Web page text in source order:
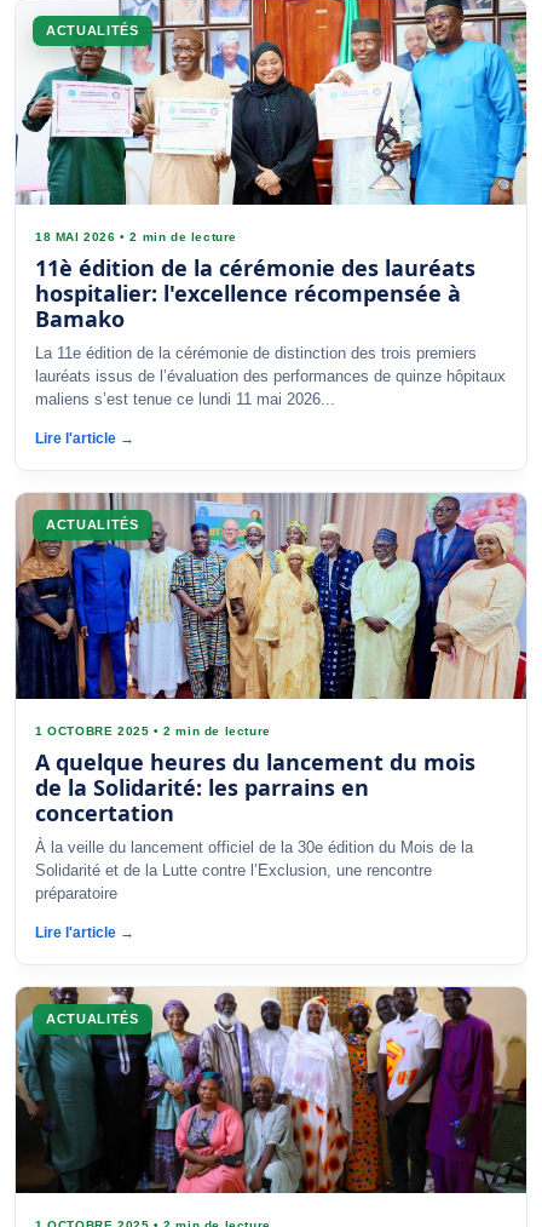
ACTUALITÉS
18 MAI 2026 •2 min de lecture
11è édition de la cérémonie des lauréats
hospitalier: l'excellence récompensée à
Bamako
La 11e édition de la cérémonie de distinction des trois premiers
lauréats issus de l’évaluation des performances de quinze hôpitaux
maliens s’est tenue ce lundi 11 mai 2026...
Lire l'article →
ACTUALITÉS
1 OCTOBRE 2025 •2 min de lecture
A quelque heures du lancement du mois
de la Solidarité: les parrains en
concertation
À la veille du lancement officiel de la 30e édition du Mois de la
Solidarité et de la Lutte contre l’Exclusion, une rencontre
préparatoire
Lire l'article →
ACTUALITÉS